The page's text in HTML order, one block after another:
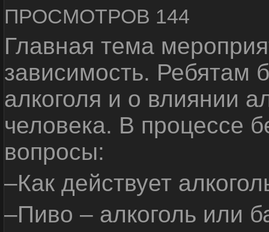
ПРОСМОТРОВ 144
Главная тема
зависимость. Ребятам
алкоголя и о влиянии
человека. В процессе
вопросы:
–Как действует
–Пиво – алкоголь или